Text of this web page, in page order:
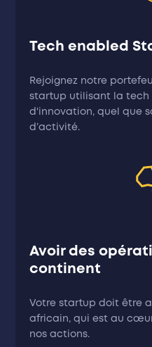
Tech enabled
Rejoignez notre
startup utilisant la tech
d'innovation, quel que
d’activité.
Avoir des
continent
Votre startup doit être
africain, qui est au
nos actions.